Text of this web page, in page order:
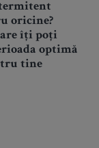
oricine?
îți poți
optimă
tine